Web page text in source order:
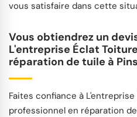
vous satisfaire dans cette
Vous obtiendrez un
L'entreprise Éclat
réparation de tuile à
Faites confiance à L'entreprise
professionnel en réparation